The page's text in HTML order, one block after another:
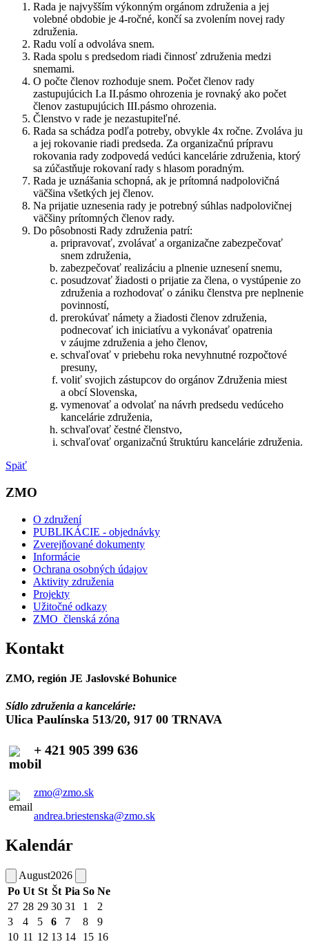
Rada je najvyšším výkonným orgánom združenia a jej
volebné obdobie je 4-ročné, končí sa zvolením novej rady
združenia.
Radu volí a odvoláva snem.
Rada spolu s predsedom riadi činnosť združenia medzi
snemami.
O počte členov rozhoduje snem. Počet členov rady
zastupujúcich I.a II.pásmo ohrozenia je rovnaký ako počet
členov zastupujúcich III.pásmo ohrozenia.
Členstvo v rade je nezastupiteľné.
Rada sa schádza podľa potreby, obvykle 4x ročne. Zvoláva ju
a jej rokovanie riadi predseda. Za organizačnú prípravu
rokovania rady zodpovedá vedúci kancelárie združenia, ktorý
sa zúčastňuje rokovaní rady s hlasom poradným.
Rada je uznášania schopná, ak je prítomná nadpolovičná
väčšina všetkých jej členov.
Na prijatie uznesenia rady je potrebný súhlas nadpolovičnej
väčšiny prítomných členov rady.
Do pôsobnosti Rady združenia patrí:
pripravovať, zvolávať a organizačne zabezpečovať
snem združenia,
zabezpečovať realizáciu a plnenie uznesení snemu,
posudzovať žiadosti o prijatie za člena, o vystúpenie zo
združenia a rozhodovať o zániku členstva pre neplnenie
povinností,
prerokúvať námety a žiadosti členov združenia,
podnecovať ich iniciatívu a vykonávať opatrenia
v záujme združenia a jeho členov,
schvaľovať v priebehu roka nevyhnutné rozpočtové
presuny,
voliť svojich zástupcov do orgánov Združenia miest
a obcí Slovenska,
vymenovať a odvolať na návrh predsedu vedúceho
kancelárie združenia,
schvaľovať čestné členstvo,
schvaľovať organizačnú štruktúru kancelárie združenia.
Späť
ZMO
O združení
PUBLIKÁCIE - objednávky
Zverejňované dokumenty
Informácie
Ochrana osobných údajov
Aktivity združenia
Projekty
Užitočné odkazy
ZMO_členská zóna
Kontakt
ZMO, región JE Jaslovské Bohunice
Sídlo združenia a kancelárie:
Ulica Paulínska 513/20, 917 00 TRNAVA
+ 421 905 399 636
zmo@zmo.sk
andrea.briestenska@zmo.sk
Kalendár
August2026
Po Ut St Št Pia So Ne
27 28 29 30 31 1
2
3
4 5 6 7 8
9
10 11 12 13 14 15 16